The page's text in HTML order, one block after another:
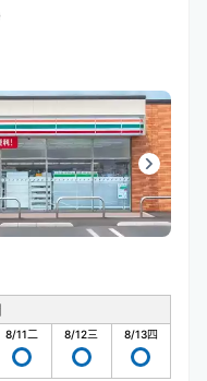
8/11二 8/12三 8/13四